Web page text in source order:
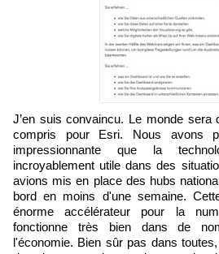
J’en suis convaincu. Le monde sera différent après la crise, y
compris pour Esri. Nous avons
impressionnante que la
incroyablement utile dans des
avions mis en place des hubs
bord en moins d'une semaine.
énorme accélérateur pour la
fonctionne très bien dans de
l'économie. Bien sûr pas dans